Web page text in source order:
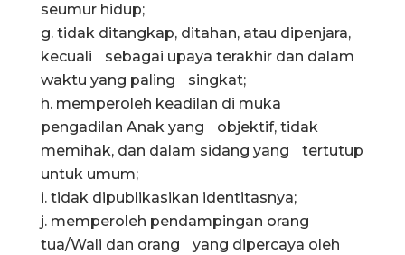
seumur hidup;
g. tidak ditangkap, ditahan, atau dipenjara,
kecuali sebagai upaya terakhir dan dalam
waktu yang paling singkat;
h. memperoleh keadilan di muka
pengadilan Anak yang objektif, tidak
memihak, dan dalam sidang yang tertutup
untuk umum;
i. tidak dipublikasikan identitasnya;
j. memperoleh pendampingan orang
tua/Wali dan orang yang dipercaya oleh